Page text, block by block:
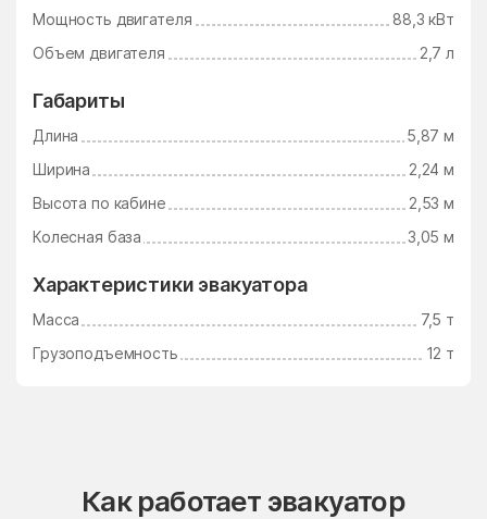
Мощность двигателя
88,3 кВт
Объем двигателя
2,7 л
Габариты
Длина
5,87 м
Ширина
2,24 м
Высота по кабине
2,53 м
Колесная база
3,05 м
Характеристики эвакуатора
Масса
7,5 т
Грузоподъемность
12 т
Как работает эвакуатор